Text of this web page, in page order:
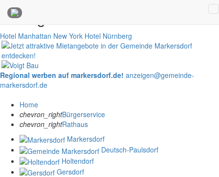
Anzeigen
Hotel Manhattan New York Hotel Nürnberg
Regional werben auf markersdorf.de! anzeigen@gemeinde-
markersdorf.de
Home
chevron_rightBürgerservice
chevron_rightRathaus
Markersdorf
Deutsch-Paulsdorf
Holtendorf
Gersdorf